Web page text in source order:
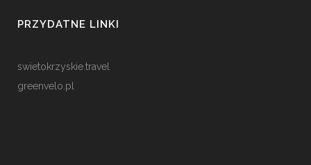
PRZYDATNE LINKI
swietokrzyskie.travel
greenvelo.pl